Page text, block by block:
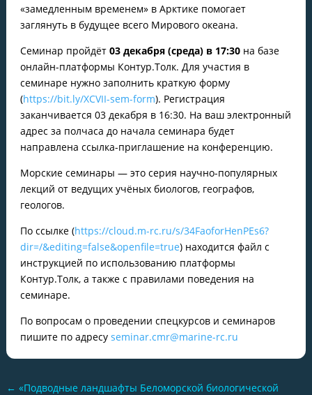
«замедленным временем» в Арктике помогает
заглянуть в будущее всего Мирового океана.
Семинар пройдёт 03 декабря (среда) в 17:30на базе
онлайн-платформы Контур.Толк. Для участия в
семинаре нужно заполнить краткую форму
(https://bit.ly/XCVII-sem-form). Регистрация
заканчивается 03 декабря в 16:30. На ваш электронный
адрес за полчаса до начала семинара будет
направлена ссылка-приглашение на конференцию.
Морские семинары — это серия научно-популярных
лекций от ведущих учёных биологов, географов,
геологов.
По ссылке (https://cloud.m-rc.ru/s/34FaoforHenPEs6?
dir=/&editing=false&openfile=true) находится файл с
инструкцией по использованию платформы
Контур.Толк, а также с правилами поведения на
семинаре.
По вопросам о проведении спецкурсов и семинаров
пишите по адресу seminar.cmr@marine-rc.ru
← «Подводные ландшафты Беломорской биологической